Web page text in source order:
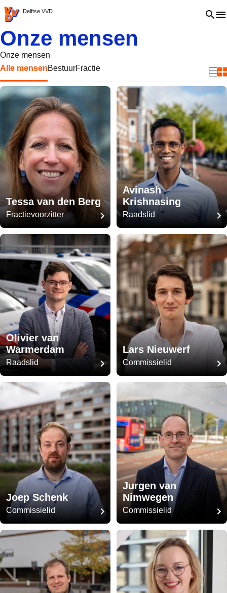
VVD.nl - Ga naar de homepage
Delftse VVD Open
Onze mensen
Onze mensen
Alle mensenBestuurFractie
Tessa van den Berg
Fractievoorzitter
Avinash
Krishnasing
Raadslid
Olivier van
Warmerdam
Raadslid
Lars Nieuwerf
Commissielid
Joep Schenk
Commissielid
Jurgen van
Nimwegen
Commissielid